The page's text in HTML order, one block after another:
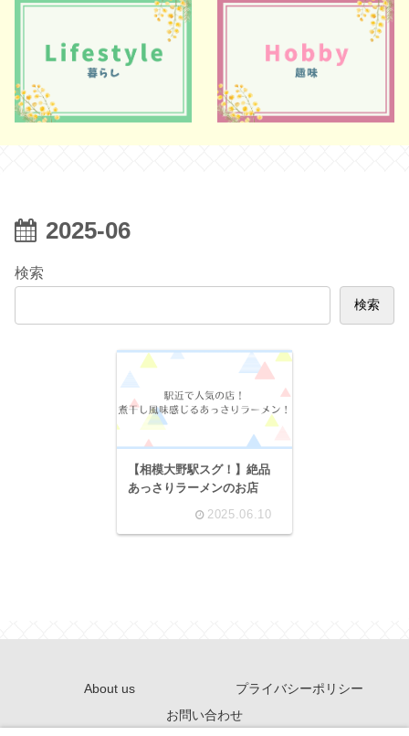
2025-06
検索
検索
【相模大野駅スグ！】絶品
あっさりラーメンのお店
2025.06.10
About us
プライバシーポリシー
お問い合わせ